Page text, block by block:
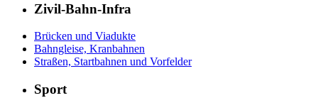
Zivil-Bahn-Infra
Brücken und Viadukte
Bahngleise, Kranbahnen
Straßen, Startbahnen und Vorfelder
Sport